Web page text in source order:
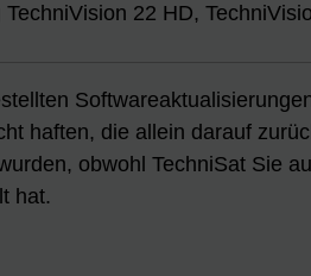
22 HD,
haften, die allein darauf
obwohl TechniSat Sie
hat.